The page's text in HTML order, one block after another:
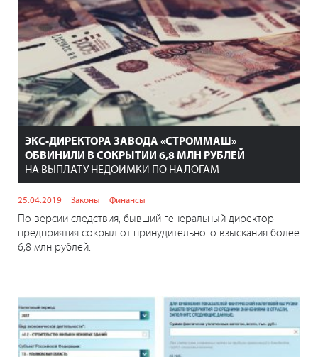
ЭКС-ДИРЕКТОРА ЗАВОДА «СТРОММАШ»
ОБВИНИЛИ В СОКРЫТИИ 6,8 МЛН РУБЛЕЙ
НА ВЫПЛАТУ НЕДОИМКИ ПО НАЛОГАМ
25.04.2019 Законы Финансы
По версии следствия, бывший генеральный директор
предприятия сокрыл от принудительного взыскания более
6,8 млн рублей.